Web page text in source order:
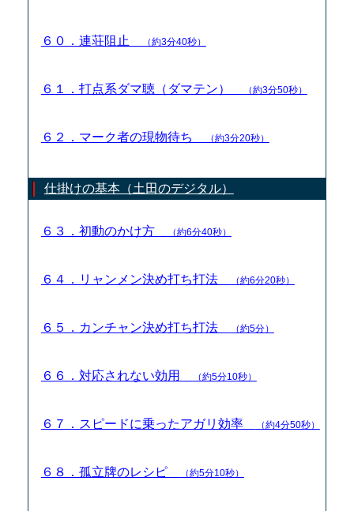
６０．連荘阻止 （約3分40秒）
６１．打点系ダマ聴（ダマテン） （約3分50秒）
６２．マーク者の現物待ち （約3分20秒）
仕掛けの基本（土田のデジタル）
６３．初動のかけ方 （約6分40秒）
６４．リャンメン決め打ち打法 （約6分20秒）
６５．カンチャン決め打ち打法 （約5分）
６６．対応されない効用 （約5分10秒）
６７．スピードに乗ったアガリ効率 （約4分50秒）
６８．孤立牌のレシピ （約5分10秒）